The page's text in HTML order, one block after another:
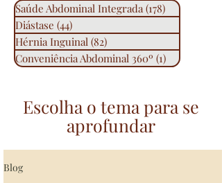
Saúde Abdominal Integrada (178) 178 posts
Diástase (44)
Hérnia Inguinal (82)
Conveniência Abdominal 360º (1) 1 post
Escolha o tema para se
aprofundar
Blog